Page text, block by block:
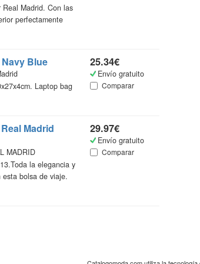
Real Madrid. Con las
perfectamente
Blue
Laptop bag
25.34€
Envío gratuito
Comparar
Madrid
MADRID
la elegancia y
bolsa de viaje.
29.97€
Envío gratuito
Comparar